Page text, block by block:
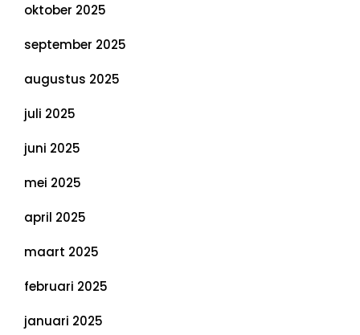
oktober 2025
september 2025
augustus 2025
juli 2025
juni 2025
mei 2025
april 2025
maart 2025
februari 2025
januari 2025